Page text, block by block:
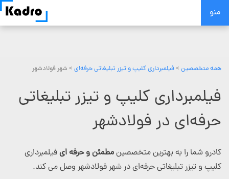
Skip
منو
همه متخصصین >فیلمبرداری کلیپ و تیزر تبلیغاتی حرفه‌ای > شهر فولادشهر
فیلمبرداری کلیپ و تیزر تبلیغاتی
حرفه‌ای در فولادشهر
کادرو شما را به بهترین متخصصینمطمئن و حرفه ایفیلمبرداری
کلیپ و تیزر تبلیغاتی حرفه‌ای در شهر فولادشهر وصل می کند.